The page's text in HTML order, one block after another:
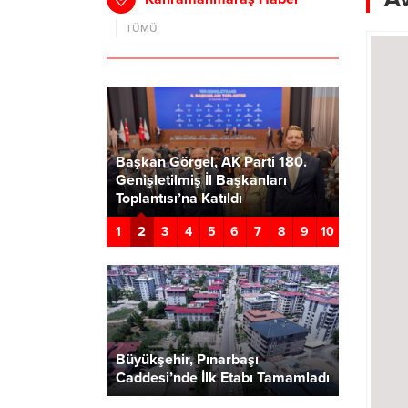
TÜMÜ
Başkan Görgel, AK Parti 180.
Genişletilmiş İl Başkanları
Toplantısı’na Katıldı
1 2 3 4 5 6 7 8 9 10
Büyükşehir, Pınarbaşı
Caddesi’nde İlk Etabı Tamamladı